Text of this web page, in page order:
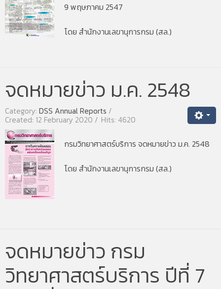
9 พฤษภาคม 2547
โดย สำนักงานเลขานุการกรม (สล.)
จดหมายข่าว ม.ค. 2548
Category: DSS Annual Reports
Created: 12 February 2020 Hits: 4620
กรมวิทยาศาสตร์บริการ จดหมายข่าว ม.ค. 2548
โดย สำนักงานเลขานุการกรม (สล.)
จดหมายข่าว กรม
วิทยาศาสตร์บริการ ปีที่ 7